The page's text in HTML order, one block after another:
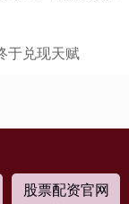
于兑现天赋
股票配资官网